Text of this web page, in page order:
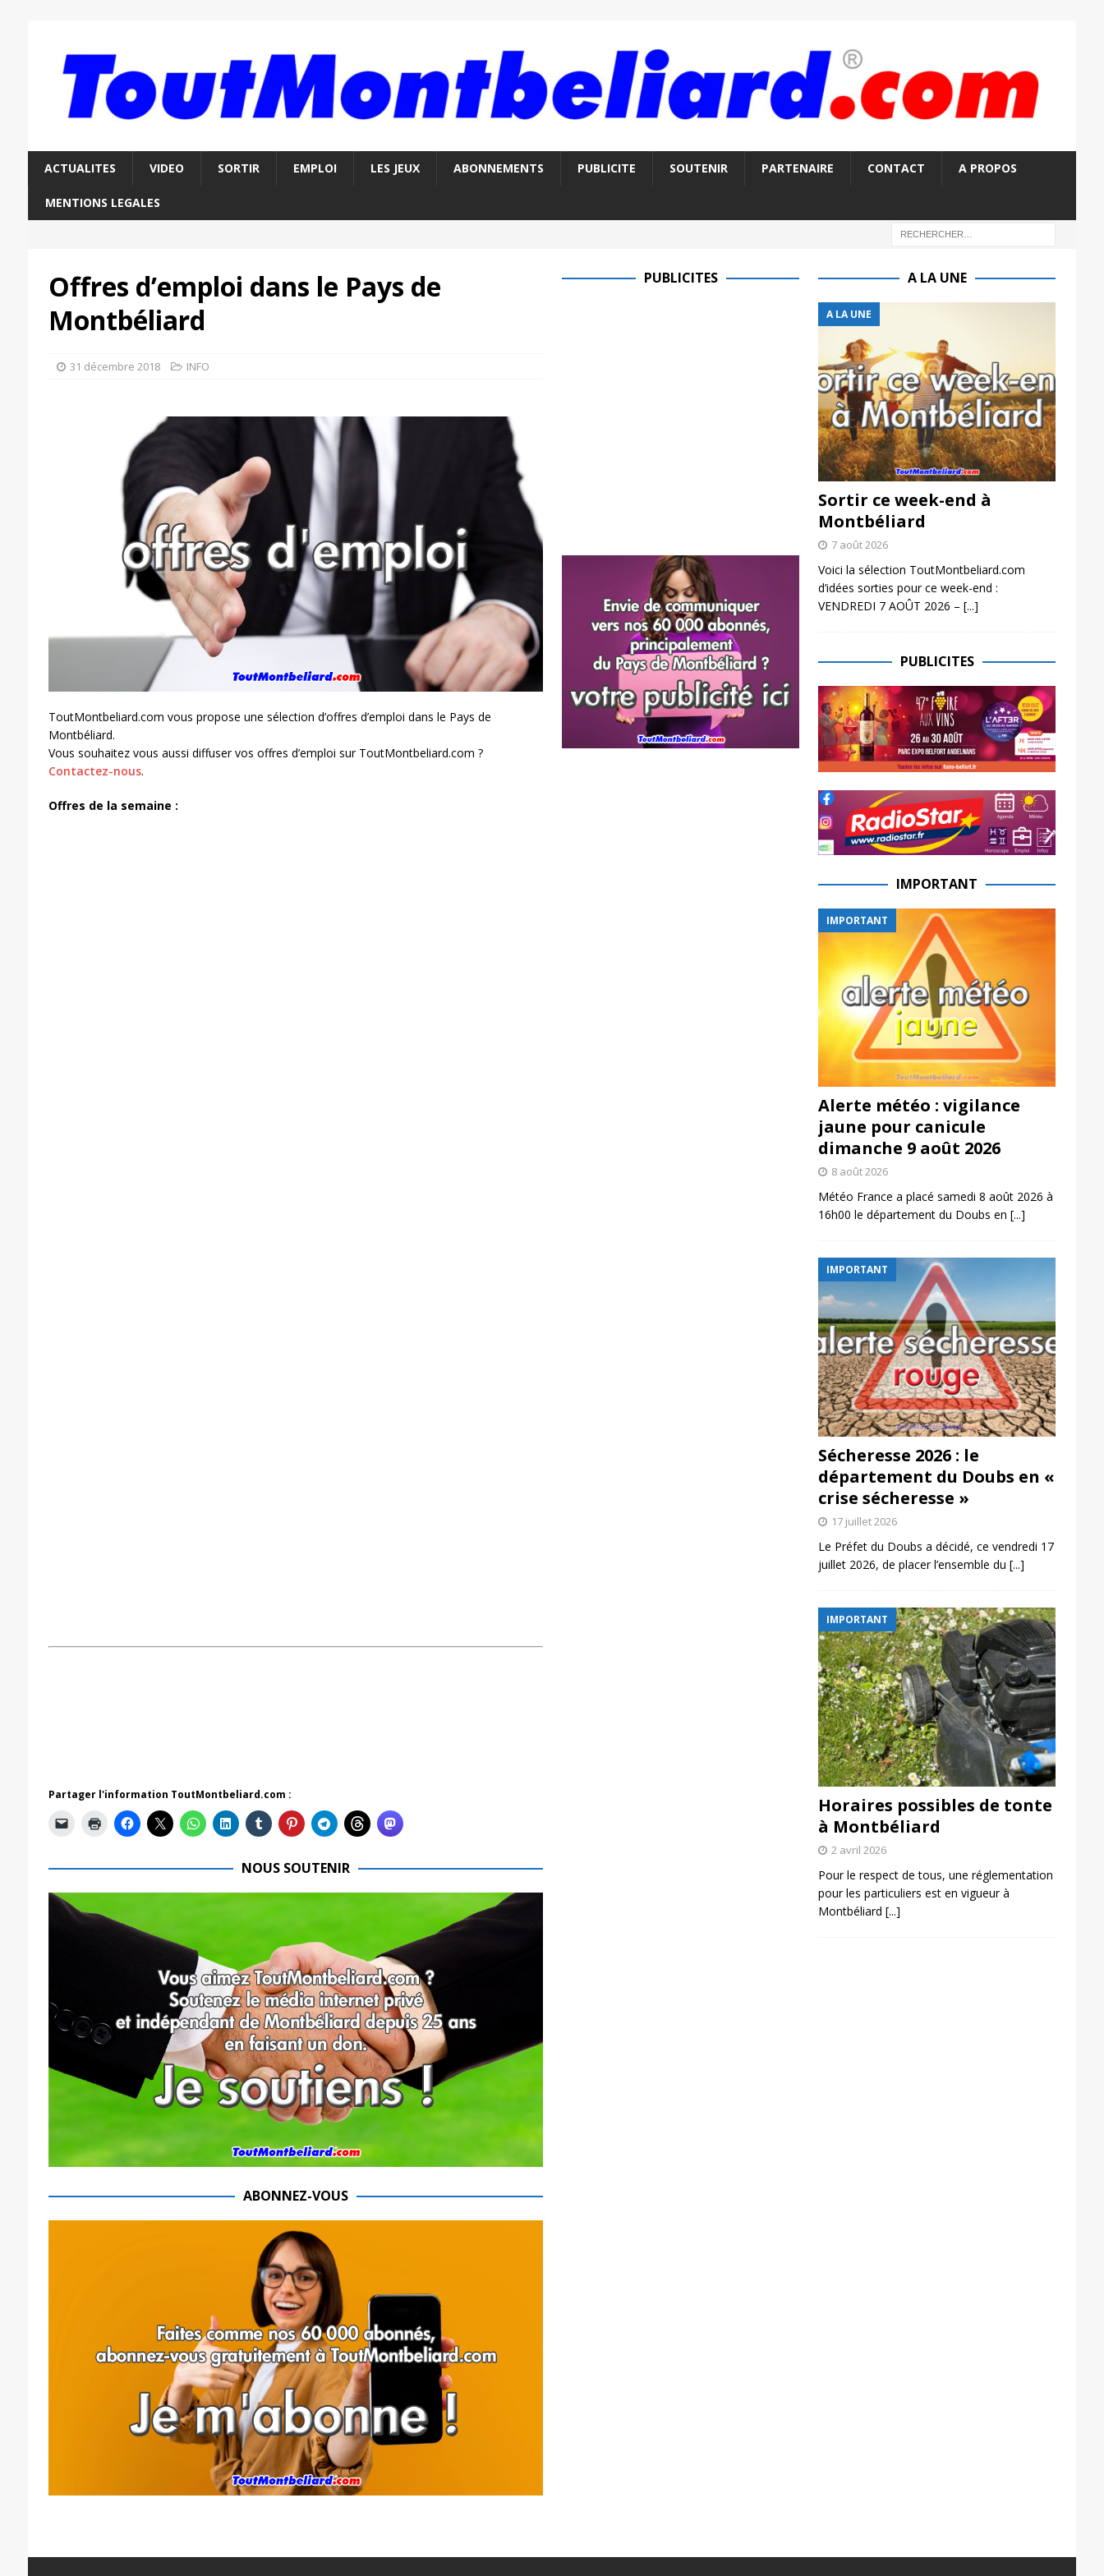
ACTUALITES VIDEO SORTIR EMPLOI LES JEUX ABONNEMENTS PUBLICITE SOUTENIR PARTENAIRE CONTACT A PROPOS
MENTIONS LEGALES
Offres d’emploi dans le Pays de
Montbéliard
31 décembre 2018 INFO
ToutMontbeliard.com vous propose une sélection d’offres d’emploi dans le Pays de
Montbéliard.
Vous souhaitez vous aussi diffuser vos offres d’emploi sur ToutMontbeliard.com ?
Contactez-nous.
Offres de la semaine :
Partager l'information ToutMontbeliard.com :
NOUS SOUTENIR
ABONNEZ-VOUS
PUBLICITES A LA UNE
A LA UNE
Sortir ce week-end à
Montbéliard
7 août 2026
Voici la sélection ToutMontbeliard.com
d’idées sorties pour ce week-end :
VENDREDI 7 AOÛT 2026 – [...]
PUBLICITES
IMPORTANT
IMPORTANT
Alerte météo : vigilance
jaune pour canicule
dimanche 9 août 2026
8 août 2026
Météo France a placé samedi 8 août 2026 à
16h00 le département du Doubs en [...]
IMPORTANT
Sécheresse 2026 : le
département du Doubs en «
crise sécheresse »
17 juillet 2026
Le Préfet du Doubs a décidé, ce vendredi 17
juillet 2026, de placer l’ensemble du [...]
IMPORTANT
Horaires possibles de tonte
à Montbéliard
2 avril 2026
Pour le respect de tous, une réglementation
pour les particuliers est en vigueur à
Montbéliard [...]